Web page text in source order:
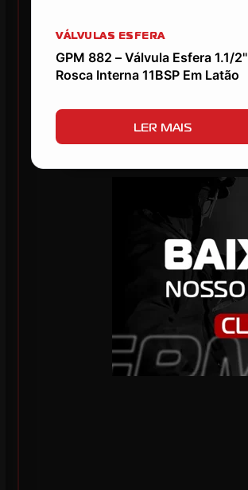
VÁLVULAS ESFERA
GPM 882 – Válvula Esfera 1.1/2''
Rosca Interna 11BSP Em Latão
LER MAIS